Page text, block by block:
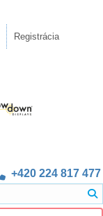
Registrácia
+420 224 817 477